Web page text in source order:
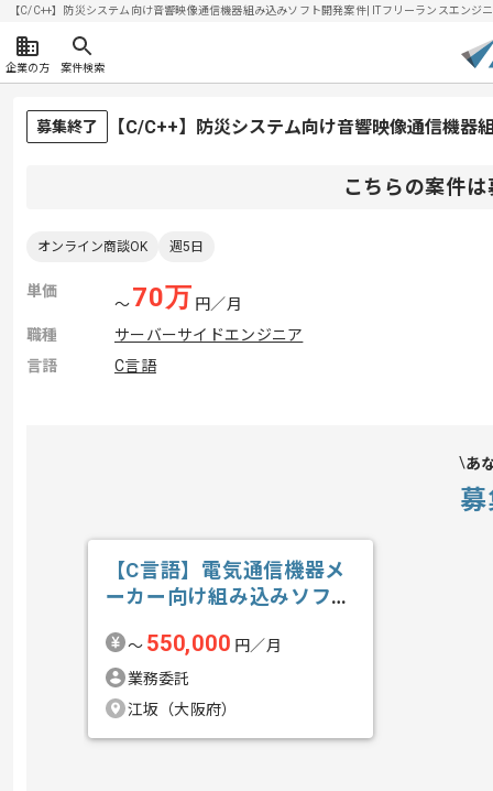
【C/C++】防災システム向け音響映像通信機器組み込みソフト開発案件| ITフリーランスエン
企業の方 案件検索
募集終了 【C/C++】防災システム向け音響映像通信機
こちらの案件
オンライン商談OK 週5日
単価
〜70万 円／月
職種
サーバーサイドエンジニア
言語
C言語
あ
【C言語】電気通信機器メ
ーカー向け組み込みソフト
〜 550,000 円／月
業務委託
江坂（大阪府）